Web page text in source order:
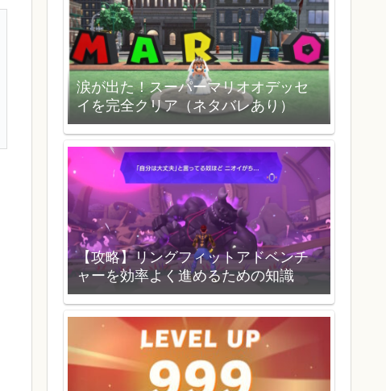
涙が出た！スーパーマリオオデッセ
イを完全クリア（ネタバレあり）
【攻略】リングフィットアドベンチ
ャーを効率よく進めるための知識